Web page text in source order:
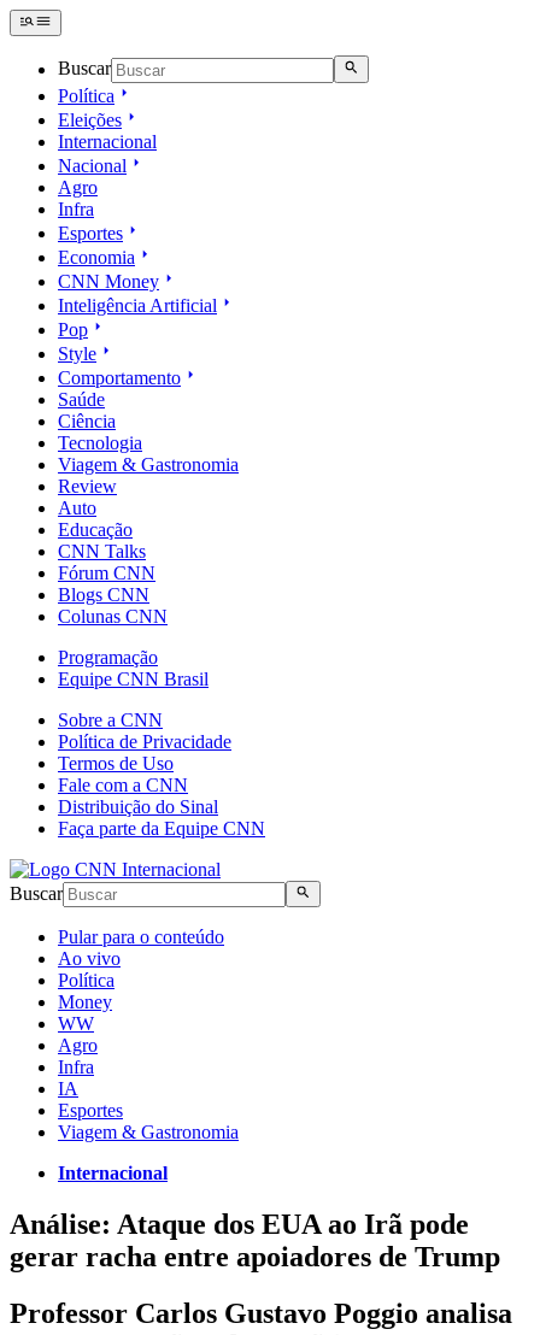
Buscar
Política
Eleições
Internacional
Nacional
Agro
Infra
Esportes
Economia
CNN Money
Inteligência Artificial
Pop
Style
Comportamento
Saúde
Ciência
Tecnologia
Viagem & Gastronomia
Review
Auto
Educação
CNN Talks
Fórum CNN
Blogs CNN
Colunas CNN
Programação
Equipe CNN Brasil
Sobre a CNN
Política de Privacidade
Termos de Uso
Fale com a CNN
Distribuição do Sinal
Faça parte da Equipe CNN
Buscar
Pular para o conteúdo
Ao vivo
Política
Money
WW
Agro
Infra
IA
Esportes
Viagem & Gastronomia
Internacional
Análise: Ataque dos EUA ao Irã pode
gerar racha entre apoiadores de Trump
Professor Carlos Gustavo Poggio analisa